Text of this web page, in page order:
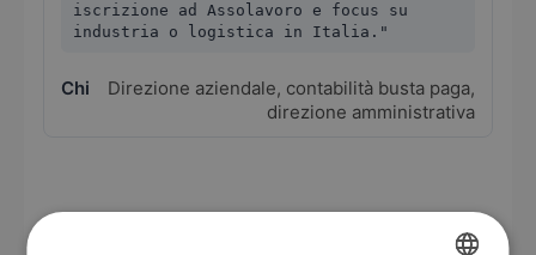
iscrizione ad Assolavoro e focus su
industria o logistica in Italia."
Direzione aziendale, contabilità busta paga,
direzione amministrativa